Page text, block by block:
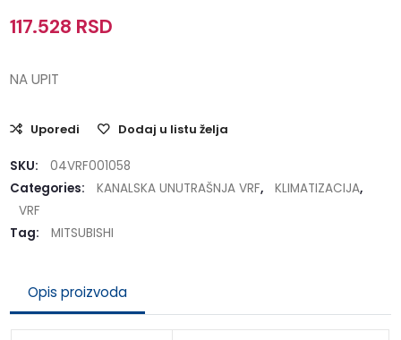
117.528 RSD
NA UPIT
Uporedi Dodaj u listu želja
SKU:
04VRF001058
Categories:
KANALSKA UNUTRAŠNJA VRF, KLIMATIZACIJA,
VRF
Tag:
MITSUBISHI
Opis proizvoda